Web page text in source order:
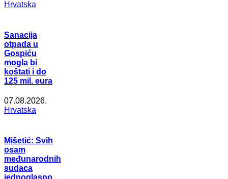
Hrvatska
Sanacija
otpada u
Gospiću
mogla bi
koštati i do
125 mil. eura
07.08.2026.
Hrvatska
Mišetić: Svih
osam
međunarodnih
sudaca